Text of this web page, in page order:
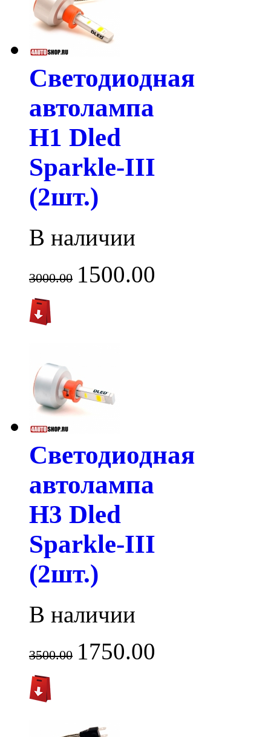
Светодиодная
автолампа
H1 Dled
Sparkle-III
(2шт.)
В наличии
3000.00 1500.00
Светодиодная
автолампа
H3 Dled
Sparkle-III
(2шт.)
В наличии
3500.00 1750.00